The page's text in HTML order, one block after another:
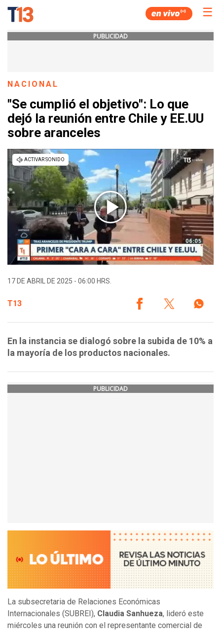
☰
PUBLICIDAD
NACIONAL
"Se cumplió el objetivo": Lo que
dejó la reunión entre Chile y EE.UU
sobre aranceles
17 DE ABRIL DE 2025 - 06:00 HRS.
T13
En la instancia se dialogó sobre la subida de 10% a
la mayoría de los productos nacionales.
PUBLICIDAD
La subsecretaria de Relaciones Económicas
Internacionales (SUBREI), Claudia Sanhueza, lideró este
miércoles una reunión con el representante comercial de